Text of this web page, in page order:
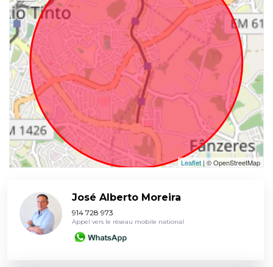
Leaflet| © OpenStreetMap
José Alberto Moreira
914 728 973
Appel vers le réseau mobile national